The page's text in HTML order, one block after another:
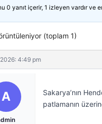
0 yanıt içerir, 1 izleyen vardır ve
(toplam 1)
4:49 pm
A
Sakarya’nın
patlamanın